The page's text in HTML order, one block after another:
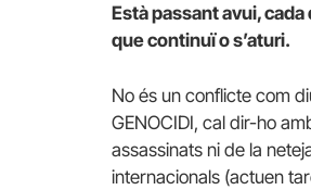
Està passant avui,
que continuï o s’aturi.
No és un conflicte com
GENOCIDI, cal dir-ho
assassinats ni de la
internacionals (actuen